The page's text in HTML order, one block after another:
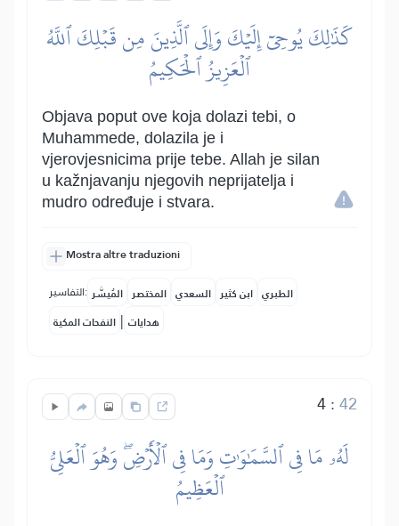
كَذَٰلِكَ يُوحِيٓ إِلَيۡكَ وَإِلَى ٱلَّذِينَ مِن قَبۡلِكَ ٱللَّهُ
ٱلۡعَزِيزُ ٱلۡحَكِيمُ
Objava poput ove koja dolazi tebi, o
Muhammede, dolazila je i
vjerovjesnicima prije tebe. Allah je silan
u kažnjavanju njegovih neprijatelja i
mudro određuje i stvara.
Mostra altre traduzioni
التفاسير: المُيسَّر المختصر السعدي ابن كثير الطبري
النفحات المكية | هدايات
4:42
لَهُۥ مَا فِي ٱلسَّمَٰوَٰتِ وَمَا فِي ٱلۡأَرۡضِۖ وَهُوَ ٱلۡعَلِيُّ
ٱلۡعَظِيمُ